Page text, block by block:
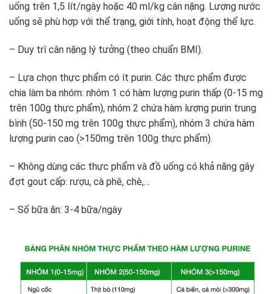
uống trên 1,5 lít/ngày hoặc 40 ml/kg cân nặng. Lượng nước
uống sẽ phù hợp với thể trạng, giới tính, hoạt động thể lực.
– Duy trì cân nặng lý tưởng (theo chuẩn BMI).
– Lựa chọn thực phẩm có ít purin. Các thực phẩm được
chia làm ba nhóm: nhóm 1 có hàm lượng purin thấp (0-15 mg
trên 100g thực phẩm), nhóm 2 chứa hàm lượng purin trung
bình (50-150 mg trên 100g thực phẩm), nhóm 3 chứa hàm
lượng purin cao (>150mg trên 100g thực phẩm).
– Không dùng các thực phẩm và đồ uống có khả năng gây
đợt gout cấp: rượu, cà phê, chè,…
– Số bữa ăn: 3-4 bữa/ngày